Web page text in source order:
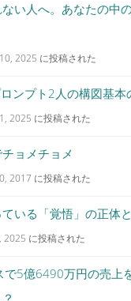
い人へ。あなたの中
2025 に投稿された
ンプト2人の構図基本
2025 に投稿された
ョメチョメ
2017 に投稿された
いる「覚悟」の正体
2025 に投稿された
で5億6490万円の売上